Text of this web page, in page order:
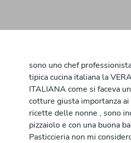
sono uno chef
tipica cucina italiana la
ITALIANA come si faceva
cotture giusta importanza
ricette delle nonne , sono
pizzaiolo e con una buona
Pasticcieria non mi